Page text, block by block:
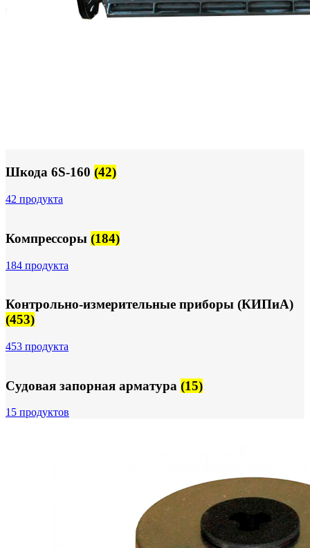
Шкода 6S-160 (42)
42 продукта
Компрессоры (184)
184 продукта
Контрольно-измерительные приборы (КИПиА)
(453)
453 продукта
Судовая запорная арматура (15)
15 продуктов